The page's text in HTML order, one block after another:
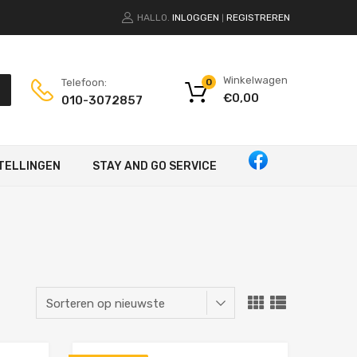
HALLO. INLOGGEN REGISTREREN
Telefoon:
010-3072857
Winkelwagen
€0,00
0
STAY AND GO SERVICE